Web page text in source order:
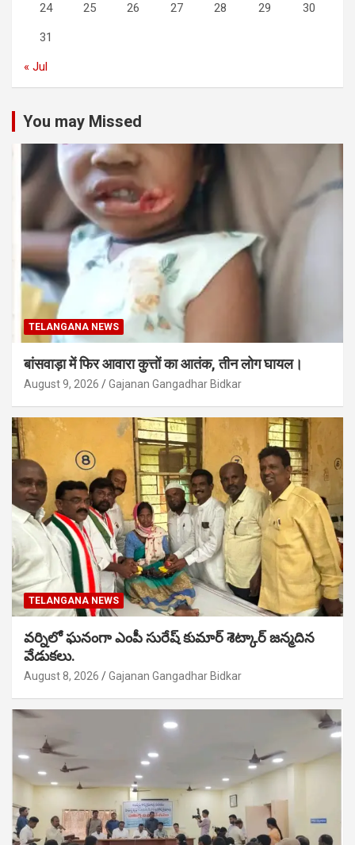
24 25 26 27 28 29 30
31
« Jul
You may Missed
TELANGANA NEWS
बांसवाड़ा में फिर आवारा कुत्तों का आतंक, तीन लोग घायल।
August 9, 2026 Gajanan Gangadhar Bidkar
TELANGANA NEWS
వర్నిలో ఘనంగా ఎంపీ సురేష్ కుమార్ శెట్కార్ జన్మదిన
వేడుకలు.
August 8, 2026 Gajanan Gangadhar Bidkar